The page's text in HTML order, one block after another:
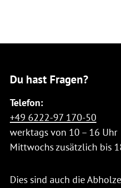
Du hast Fragen?
Telefon:
+49 6222-97 170-50
werktags von 10 – 16 Uhr
Mittwochs zusätzlich bis
Dies sind auch die